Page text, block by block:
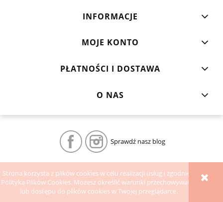
Strona korzysta z plików cookies w celu realizacji usług i zgodnie z
Polityką Plików Cookies. Możesz określić warunki przechowywania
lub dostępu do plików cookies w Twojej przeglądarce.
INFORMACJE
MOJE KONTO
PŁATNOŚCI I DOSTAWA
O NAS
Sprawdź nasz blog
POKAŻ PEŁNĄ WERSJĘ STRONY
Sklep internetowy Shoper.pl